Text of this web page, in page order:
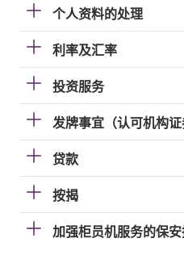
个人资料的处理
利率及汇率
投资服务
发牌事宜（认可机构证
贷款
按揭
加强柜员机服务的保